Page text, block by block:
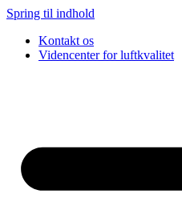
Spring til indhold
Kontakt os
Videncenter for luftkvalitet